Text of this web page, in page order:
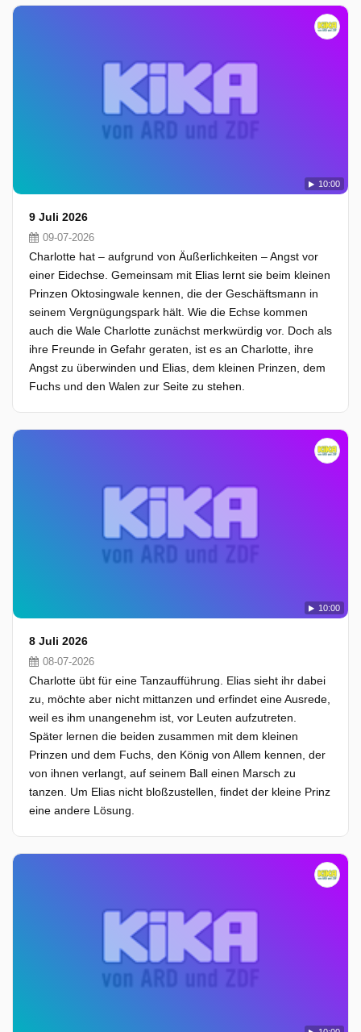
10:00
9 Juli 2026
09-07-2026
Charlotte hat – aufgrund von Äußerlichkeiten – Angst vor
einer Eidechse. Gemeinsam mit Elias lernt sie beim kleinen
Prinzen Oktosingwale kennen, die der Geschäftsmann in
seinem Vergnügungspark hält. Wie die Echse kommen
auch die Wale Charlotte zunächst merkwürdig vor. Doch als
ihre Freunde in Gefahr geraten, ist es an Charlotte, ihre
Angst zu überwinden und Elias, dem kleinen Prinzen, dem
Fuchs und den Walen zur Seite zu stehen.
10:00
8 Juli 2026
08-07-2026
Charlotte übt für eine Tanzaufführung. Elias sieht ihr dabei
zu, möchte aber nicht mittanzen und erfindet eine Ausrede,
weil es ihm unangenehm ist, vor Leuten aufzutreten.
Später lernen die beiden zusammen mit dem kleinen
Prinzen und dem Fuchs, den König von Allem kennen, der
von ihnen verlangt, auf seinem Ball einen Marsch zu
tanzen. Um Elias nicht bloßzustellen, findet der kleine Prinz
eine andere Lösung.